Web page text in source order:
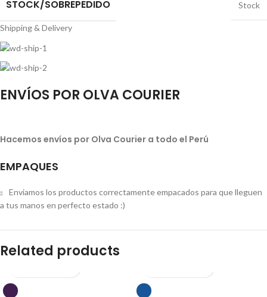
STOCK/SOBREPEDIDO Stock
Shipping & Delivery
ENVÍOS POR OLVA COURIER
Hacemos envíos por Olva Courier a todo el Perú
EMPAQUES
Enviamos los productos correctamente empacados para que lleguen
a tus manos en perfecto estado :)
Related products